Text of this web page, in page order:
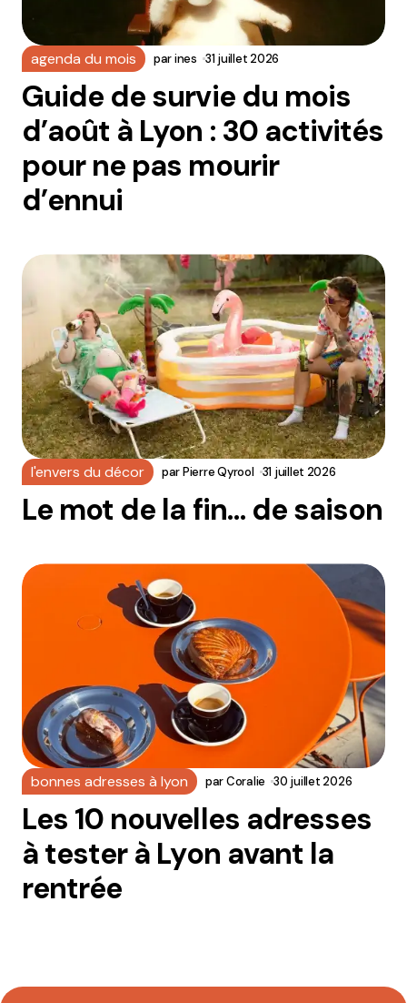
agenda du mois parines 31 juillet 2026
Guide de survie du mois
d’août à Lyon : 30 activités
pour ne pas mourir
d’ennui
l'envers du décor parPierre Qyrool 31 juillet 2026
Le mot de la fin… de saison
bonnes adresses à lyon parCoralie 30 juillet 2026
Les 10 nouvelles adresses
à tester à Lyon avant la
rentrée